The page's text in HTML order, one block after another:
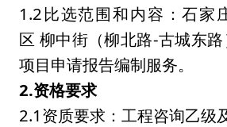
1.2比选范围和内容：石家
区 柳中街（柳北路-古城东
项目申请报告编制服务。
2.资格要求
2.1资质要求：工程咨询乙级